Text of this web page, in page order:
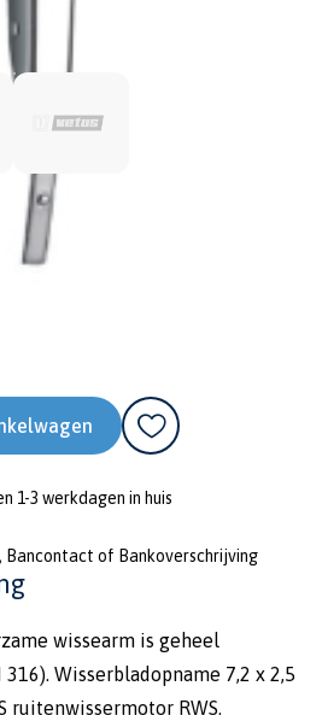
1-3 werkdagen in huis
of Bankoverschrijving
wissearm is geheel
316). Wisserbladopname 7,2 x 2,5
ruitenwissermotor RWS.